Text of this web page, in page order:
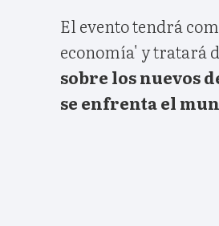
El evento tendrá
economía' y tratará
sobre los nuevos
se enfrenta el